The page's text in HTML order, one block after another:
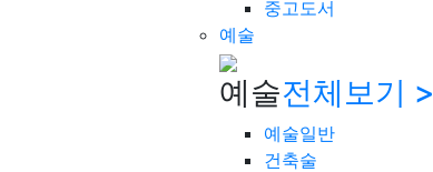
중고도서
예술
예술전체보기 >
예술일반
건축술